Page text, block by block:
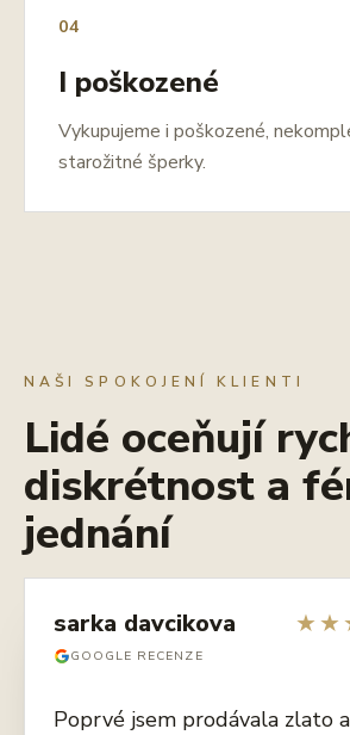
04
I poškozené
Vykupujeme i poškozené,
starožitné šperky.
NAŠI SPOKOJENÍ KLIENTI
Lidé oceňují
diskrétnost a
jednání
sarka davcikova
GOOGLE RECENZE
★★
Poprvé jsem prodávala zlato